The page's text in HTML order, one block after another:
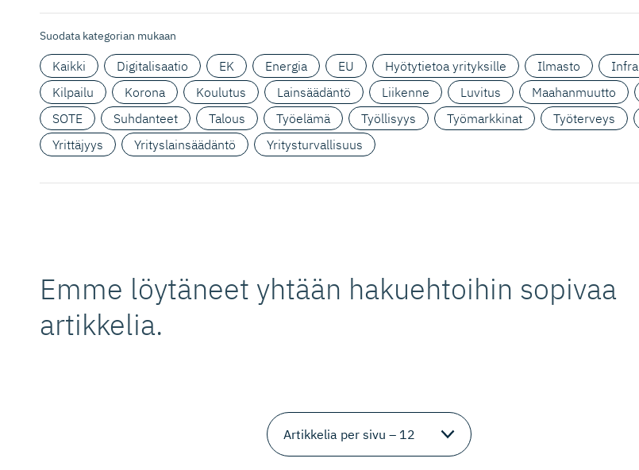
Suodata kategorian mukaan
Kaikki Digitalisaatio EK Energia EU Hyötytietoa yrityksille Ilmasto Infra
Kilpailu
Korona Koulutus Lainsäädäntö Liikenne Luvitus Maahanmuutto
SOTE
Suhdanteet Talous Työelämä Työllisyys Työmarkkinat Työterveys
Yrittäjyys
Yrityslainsäädäntö Yritysturvallisuus
Emme löytäneet yhtään hakuehtoihin sopivaa
artikkelia.